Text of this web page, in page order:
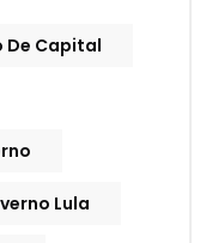
De Capital
Lula